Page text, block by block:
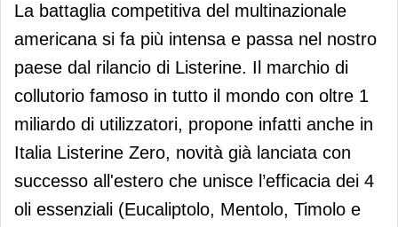
La battaglia competitiva del multinazionale
americana si fa più intensa e passa nel nostro
paese dal rilancio di Listerine. Il marchio di
collutorio famoso in tutto il mondo con oltre 1
miliardo di utilizzatori, propone infatti anche in
Italia Listerine Zero, novità già lanciata con
successo all'estero che unisce l’efficacia dei 4
oli essenziali (Eucaliptolo, Mentolo, Timolo e